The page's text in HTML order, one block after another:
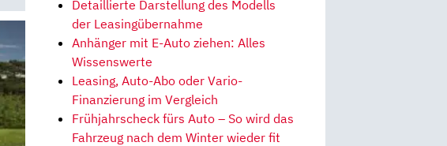
Detaillierte Darstellung des Modells
der Leasingübernahme
Anhänger mit E-Auto ziehen: Alles
Wissenswerte
Leasing, Auto-Abo oder Vario-
Finanzierung im Vergleich
Frühjahrscheck fürs Auto – So wird das
Fahrzeug nach dem Winter wieder fit